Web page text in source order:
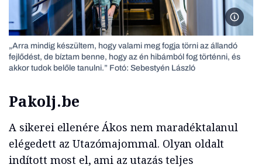
Tóth
„Arra mindig készültem, hogy valami meg fogja törni az állandó
fejlődést, de bíztam benne, hogy az én hibámból fog történni, és
akkor tudok belőle tanulni.” Fotó: Sebestyén László
Pakolj.be
A sikerei ellenére Ákos nem maradéktalanul
elégedett az Utazómajommal. Olyan oldalt
indított most el, ami az utazás teljes